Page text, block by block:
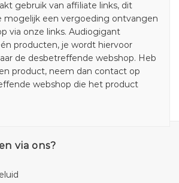
gebruik van affiliate links, dit
mogelijk een vergoeding ontvangen
via onze links. Audiogigant
producten, je wordt hiervoor
de desbetreffende webshop. Heb
product, neem dan contact op
webshop die het product
via ons?